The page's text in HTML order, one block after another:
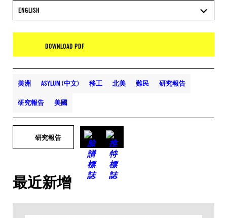
ENGLISH
DOWNLOAD PDF
美洲 ASYLUM (中文) 移工 北美 難民 研究報告
研究報告 美國
研究報告
最近新增